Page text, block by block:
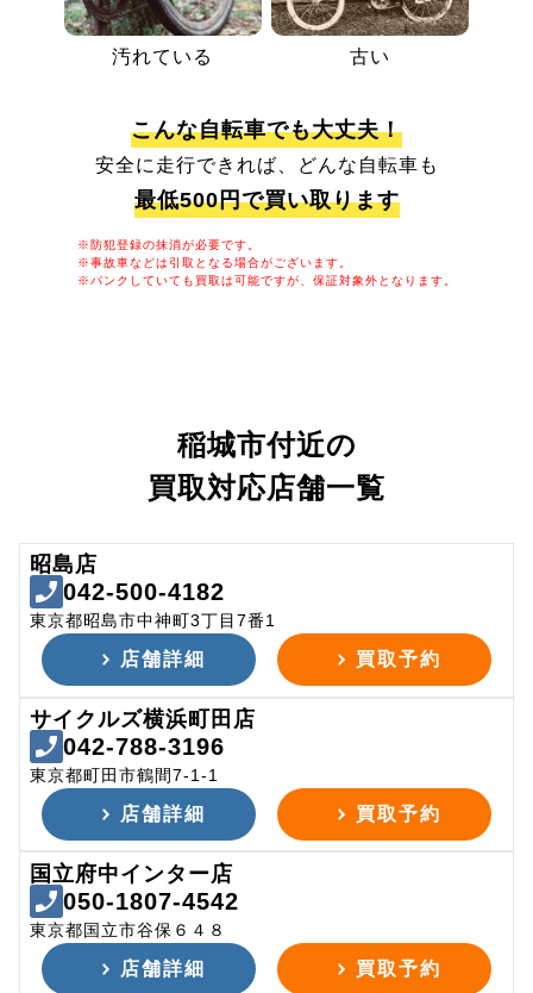
汚れている 古い
こんな自転車でも大丈夫！
安全に走行できれば、どんな自転車も
最低500円で買い取ります
※防犯登録の抹消が必要です。
※事故車などは引取となる場合がございます。
※パンクしていても買取は可能ですが、保証対象外となります。
稲城市付近の
買取対応店舗一覧
昭島店
042-500-4182
東京都昭島市中神町3丁目7番1
店舗詳細 買取予約
サイクルズ横浜町田店
042-788-3196
東京都町田市鶴間7-1-1
店舗詳細 買取予約
国立府中インター店
050-1807-4542
東京都国立市谷保６４８
店舗詳細 買取予約